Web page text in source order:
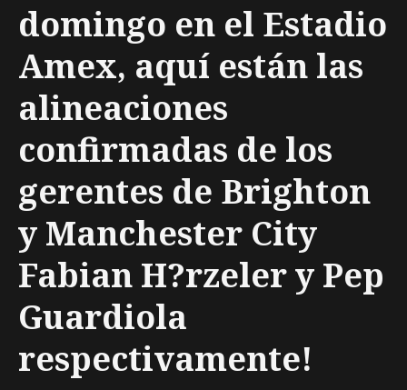
domingo en el Estadio
Amex, aquí están las
alineaciones
confirmadas de los
gerentes de Brighton
y Manchester City
Fabian H?rzeler y Pep
Guardiola
respectivamente!